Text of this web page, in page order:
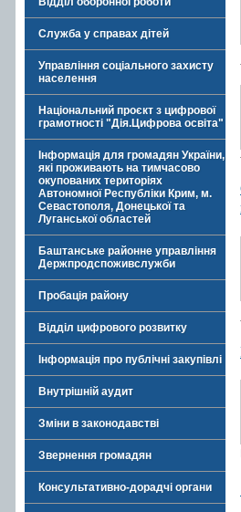
Служба у справах дітей
Управління соціального захисту
населення
Національний проєкт з цифрової
грамотності "Дія.Цифрова освіта"
Інформація для громадян України,
які проживають на тимчасово
окупованих територіях
Автономної Республіки Крим, м.
Севастополя, Донецької та
Луганської областей
Баштанське районне управління
Держпродспоживслужби
Пробація району
Відділ цифрового розвитку
Інформація про публічні закупівлі
Внутрішній аудит
Зміни в законодавстві
Звернення громадян
Консультативно-дорадчі органи